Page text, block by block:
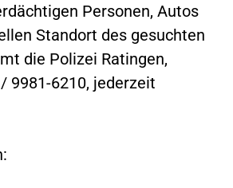
Personen, Autos
Standort des gesuchten
die Polizei Ratingen,
9981-6210, jederzeit